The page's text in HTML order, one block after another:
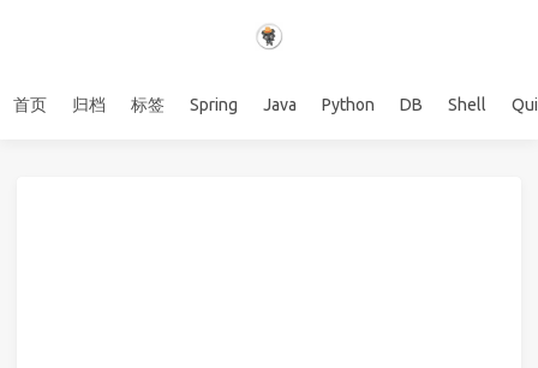
首页 归档 标签 Spring Java Python DB Shell